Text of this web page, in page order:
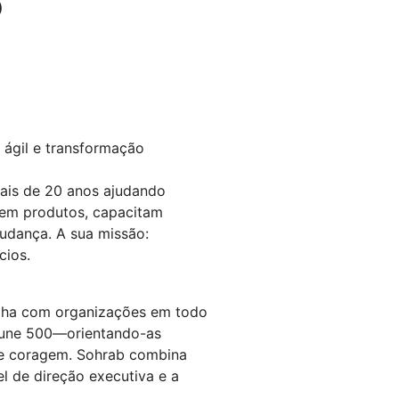
e transformação
de 20 anos ajudando
produtos, capacitam
A sua missão:
com organizações em todo
500—orientando-as
coragem. Sohrab combina
de direção executiva e a